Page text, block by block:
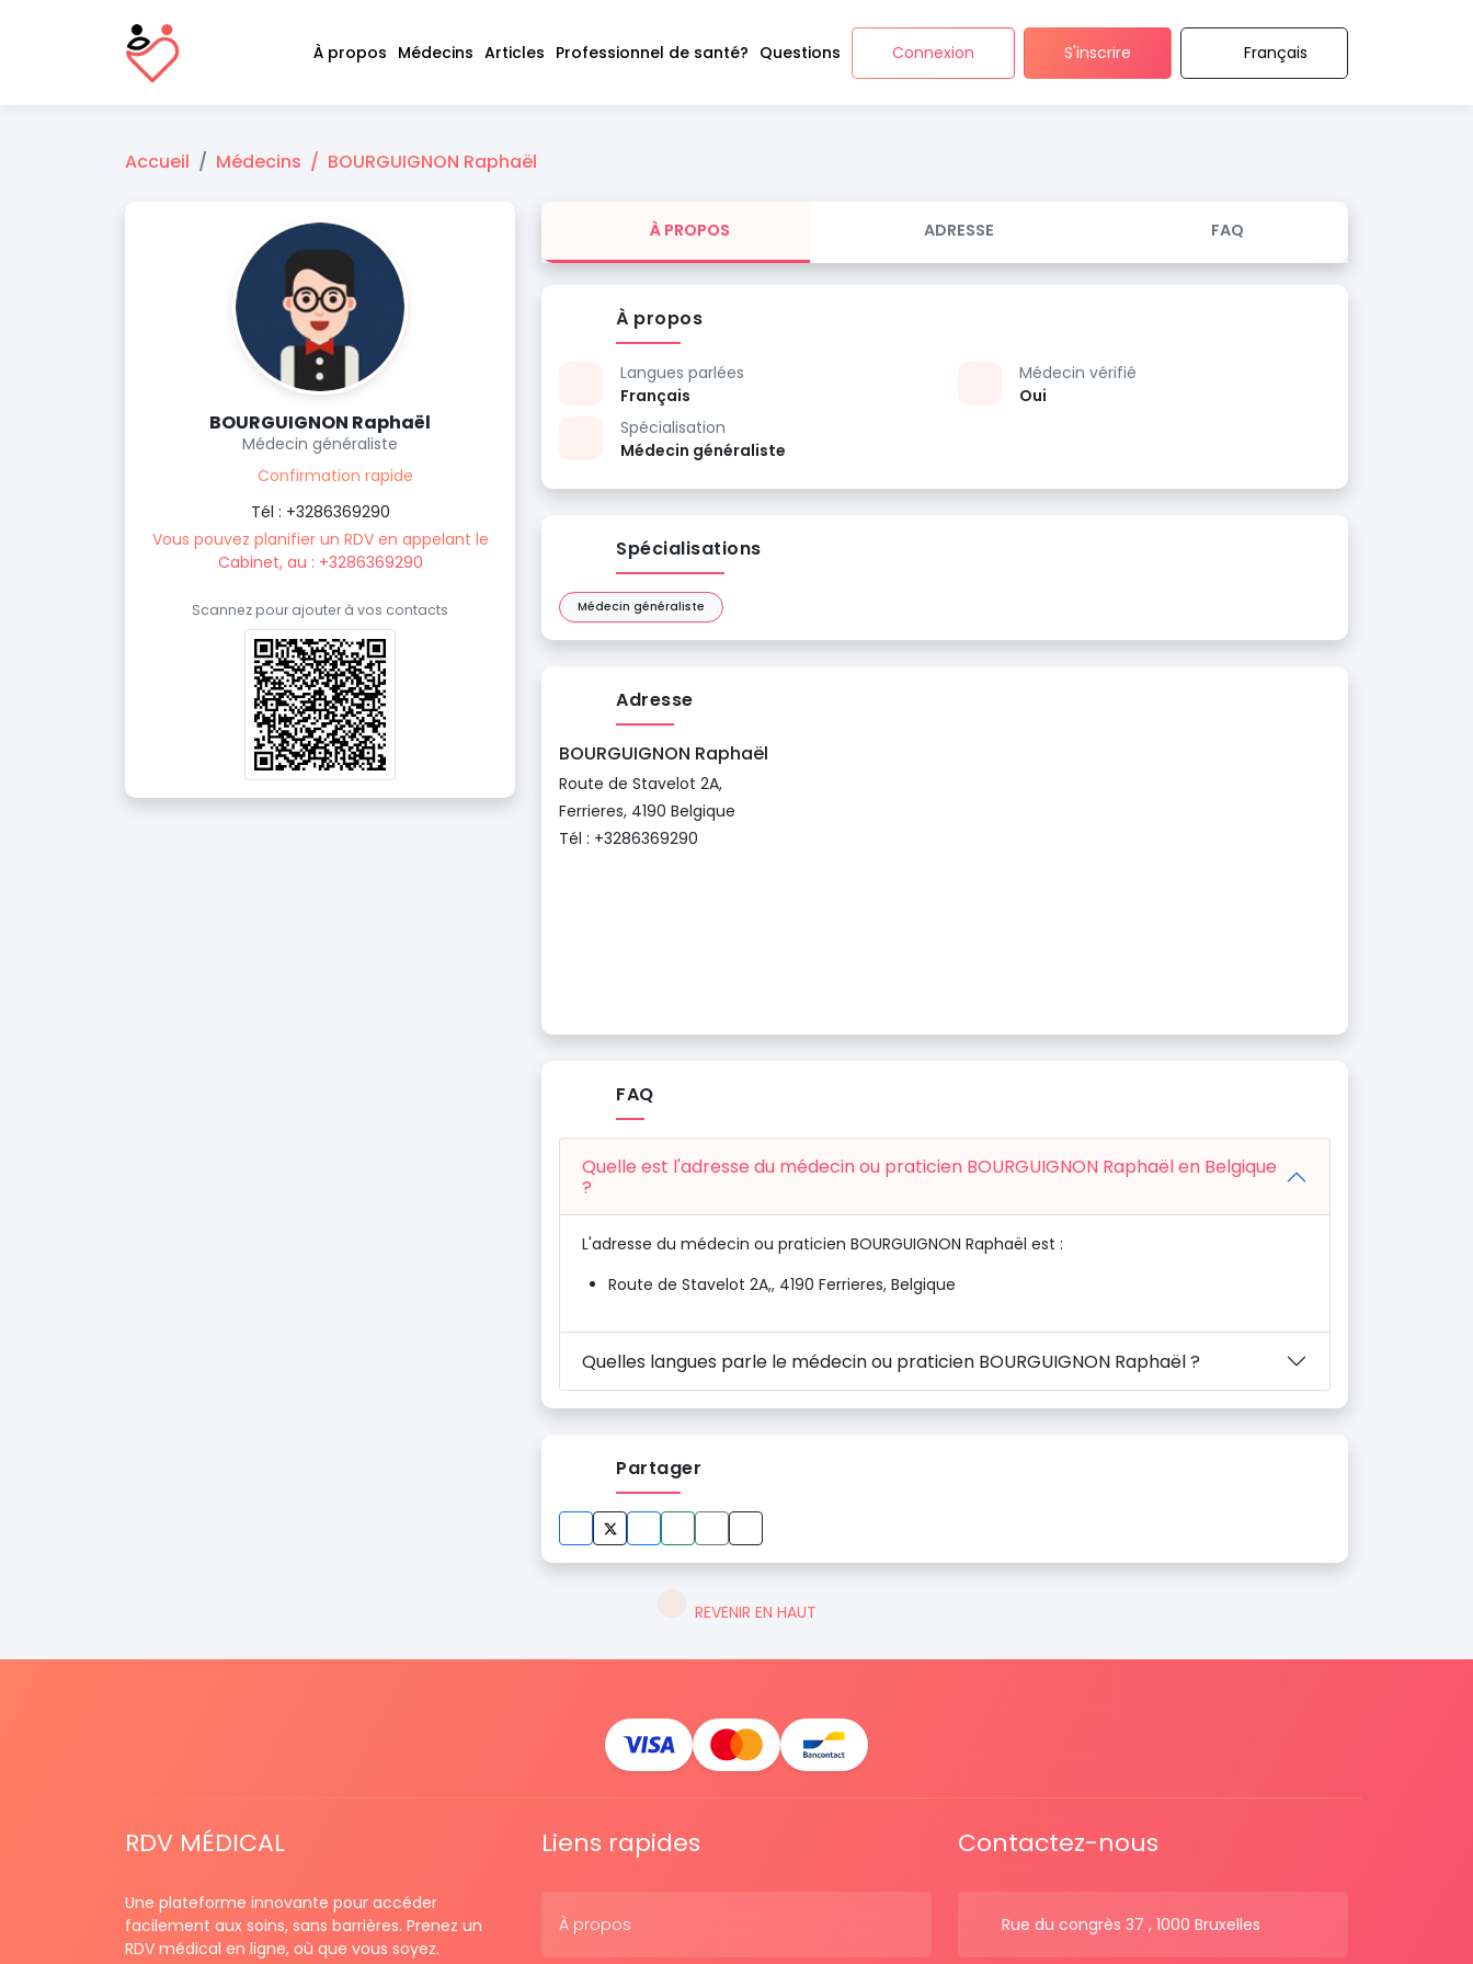
À propos Médecins Articles Professionnel de santé? Questions Connexion S'inscrire Français
Accueil Médecins BOURGUIGNON Raphaël
BOURGUIGNON Raphaël
Médecin généraliste
Confirmation rapide
Tél : +3286369290
Vous pouvez planifier un RDV en appelant le
Cabinet, au : +3286369290
Scannez pour ajouter à vos contacts
À PROPOS ADRESSE FAQ
À propos
Langues parlées
Français
Spécialisation
Médecin généraliste
Médecin vérifié
Oui
Spécialisations
Médecin généraliste
Adresse
BOURGUIGNON Raphaël
Route de Stavelot 2A,
Ferrieres, 4190 Belgique
Tél : +3286369290
FAQ
Quelle est l'adresse du médecin ou praticien BOURGUIGNON Raphaël en Belgique
?
L'adresse du médecin ou praticien BOURGUIGNON Raphaël est :
Route de Stavelot 2A,, 4190 Ferrieres, Belgique
Quelles langues parle le médecin ou praticien BOURGUIGNON Raphaël ?
Partager
REVENIR EN HAUT
RDV MÉDICAL
Une plateforme innovante pour accéder
facilement aux soins, sans barrières. Prenez un
RDV médical en ligne, où que vous soyez.
Liens rapides
À propos
Contactez-nous
Rue du congrès 37 , 1000 Bruxelles